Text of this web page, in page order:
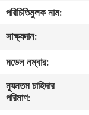
আমাদের
সম্পর্কে
কারখানা
ভ্রমণ
পরিচিতিমুলক নাম:
সাক্ষ্যদান:
মডেল নম্বার:
ন্যূনতম চাহিদার
পরিমাণ: